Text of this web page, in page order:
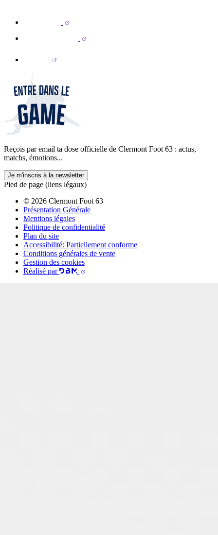
Reçois par email ta dose officielle de Clermont Foot 63 : actus,
matchs, émotions...
Je m'inscris à la newsletter
Pied de page (liens légaux)
© 2026 Clermont Foot 63
Présentation Générale
Mentions légales
Politique de confidentialité
Plan du site
Accessibilité: Partiellement conforme
Conditions générales de vente
Gestion des cookies
Réalisé par